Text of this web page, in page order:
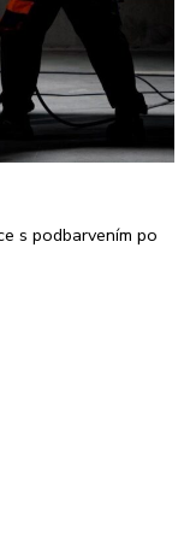
s podbarvením po